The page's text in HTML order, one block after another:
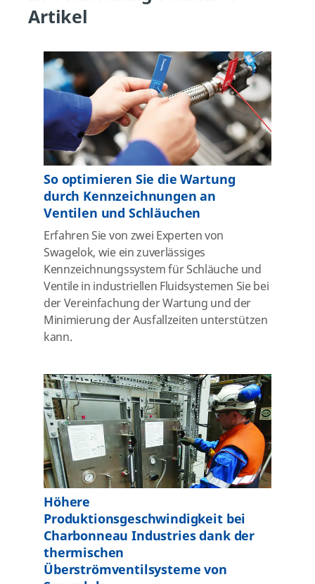
Artikel
So optimieren Sie die Wartung
durch Kennzeichnungen an
Ventilen und Schläuchen
Erfahren Sie von zwei Experten von
Swagelok, wie ein zuverlässiges
Kennzeichnungssystem für Schläuche und
Ventile in industriellen Fluidsystemen Sie bei
der Vereinfachung der Wartung und der
Minimierung der Ausfallzeiten unterstützen
kann.
Höhere
Produktionsgeschwindigkeit bei
Charbonneau Industries dank der
thermischen
Überströmventilsysteme von